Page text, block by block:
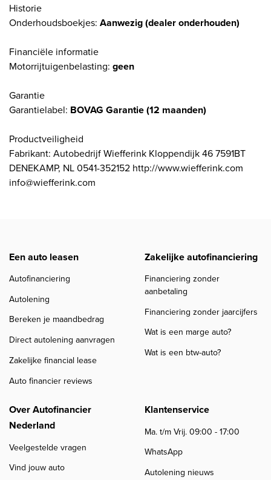
Historie
Onderhoudsboekjes: Aanwezig (dealer onderhouden)
Financiële informatie
Motorrijtuigenbelasting: geen
Garantie
Garantielabel: BOVAG Garantie (12 maanden)
Productveiligheid
Fabrikant: Autobedrijf Wiefferink Kloppendijk 46 7591BT
DENEKAMP, NL 0541-352152 http://www.wiefferink.com
info@wiefferink.com
Een auto leasen
Autofinanciering
Autolening
Bereken je maandbedrag
Direct autolening aanvragen
Zakelijke financial lease
Auto financier reviews
Zakelijke autofinanciering
Financiering zonder
aanbetaling
Financiering zonder jaarcijfers
Wat is een marge auto?
Wat is een btw-auto?
Over Autofinancier
Nederland
Veelgestelde vragen
Vind jouw auto
Klantenservice
Ma. t/m Vrij. 09:00 - 17:00
WhatsApp
Autolening nieuws